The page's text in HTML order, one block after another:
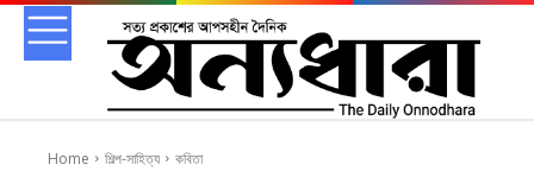
Home শিল্প-সাহিত্য কবিতা